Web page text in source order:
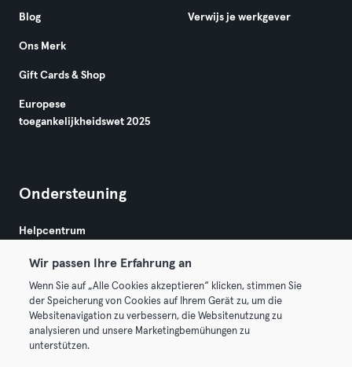
Blog
Ons Merk
Gift Cards & Shop
Europese
toegankelijkheidswet 2025
Verwijs je werkgever
Ondersteuning
Helpcentrum
Algemene Voorwaarden
Wir passen Ihre Erfahrung an
Wenn Sie auf „Alle Cookies akzeptieren“ klicken, stimmen Sie
der Speicherung von Cookies auf Ihrem Gerät zu, um die
Websitenavigation zu verbessern, die Websitenutzung zu
analysieren und unsere Marketingbemühungen zu
unterstützen.